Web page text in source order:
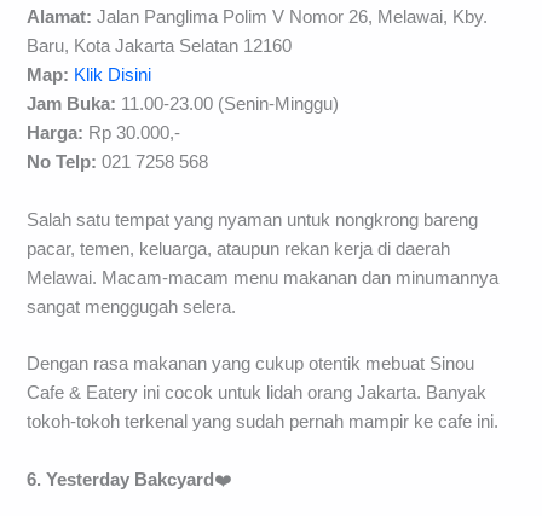
Alamat: Jalan Panglima Polim V Nomor 26, Melawai, Kby.
Baru, Kota Jakarta Selatan 12160
Map: Klik Disini
Jam Buka: 11.00-23.00 (Senin-Minggu)
Harga: Rp 30.000,-
No Telp:021 7258 568
Salah satu tempat yang nyaman untuk nongkrong bareng
pacar, temen, keluarga, ataupun rekan kerja di daerah
Melawai. Macam-macam menu makanan dan minumannya
sangat menggugah selera.
Dengan rasa makanan yang cukup otentik mebuat Sinou
Cafe & Eatery ini cocok untuk lidah orang Jakarta. Banyak
tokoh-tokoh terkenal yang sudah pernah mampir ke cafe ini.
6. Yesterday Bakcyard❤️